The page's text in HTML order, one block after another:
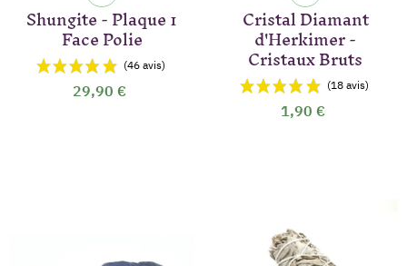
Shungite - Plaque 1
Face Polie
29,90 €
Cristal Diamant
d'Herkimer -
Cristaux Bruts
1,90 €